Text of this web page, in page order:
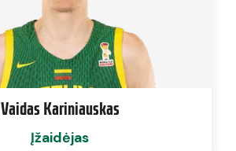
Vaidas Kariniauskas
Įžaidėjas